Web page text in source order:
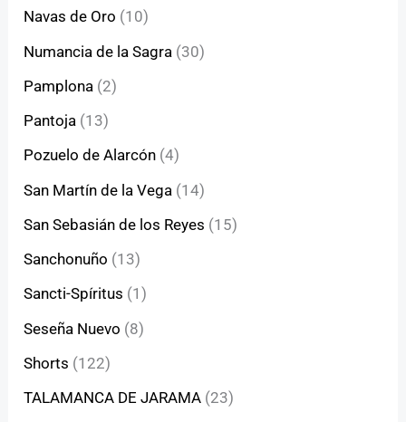
Navas de Oro (10)
Numancia de la Sagra (30)
Pamplona (2)
Pantoja (13)
Pozuelo de Alarcón (4)
San Martín de la Vega (14)
San Sebasián de los Reyes (15)
Sanchonuño (13)
Sancti-Spíritus (1)
Seseña Nuevo (8)
Shorts (122)
TALAMANCA DE JARAMA (23)